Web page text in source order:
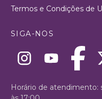
Termos e Condições de
SIGA-NOS
Horário de atendimento: